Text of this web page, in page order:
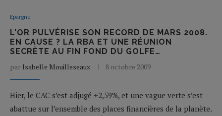
Epargne
L'OR PULVÉRISE SON RECORD DE MARS 2008.
EN CAUSE ? LA RBA ET UNE RÉUNION
SECRÈTE AU FIN FOND DU GOLFE…
par Isabelle Mouilleseaux 8 octobre 2009
Hier, le CAC s’est adjugé +2,59%, et une vague verte s’est
abattue sur l’ensemble des places financières de la planète.